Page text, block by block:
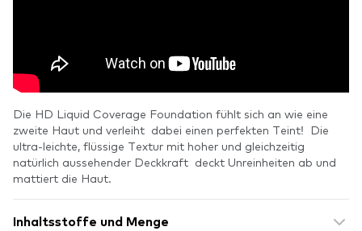
Die HD Liquid Coverage Foundation fühlt sich an wie eine
zweite Haut und verleiht dabei einen perfekten Teint! Die
ultra-leichte, flüssige Textur mit hoher und gleichzeitig
natürlich aussehender Deckkraft deckt Unreinheiten ab und
mattiert die Haut.
Inhaltsstoffe und Menge